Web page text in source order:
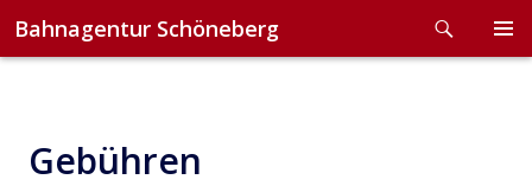
Bahnagentur Schöneberg
Skip
to
Gebühren